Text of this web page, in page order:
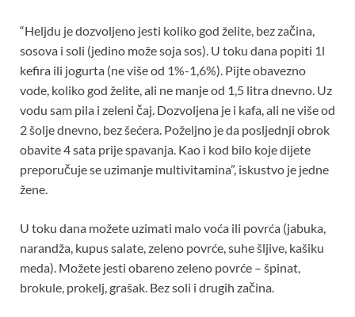
“Heljdu je dozvoljeno jesti koliko god želite, bez začina,
sosova i soli (jedino može soja sos). U toku dana popiti 1l
kefira ili jogurta (ne više od 1%-1,6%). Pijte obavezno
vode, koliko god želite, ali ne manje od 1,5 litra dnevno. Uz
vodu sam pila i zeleni čaj. Dozvoljena je i kafa, ali ne više od
2 šolje dnevno, bez šećera. Poželjno je da posljednji obrok
obavite 4 sata prije spavanja. Kao i kod bilo koje dijete
preporučuje se uzimanje multivitamina”, iskustvo je jedne
žene.
U toku dana možete uzimati malo voća ili povrća (jabuka,
narandža, kupus salate, zeleno povrće, suhe šljive, kašiku
meda). Možete jesti obareno zeleno povrće – špinat,
brokule, prokelj, grašak. Bez soli i drugih začina.